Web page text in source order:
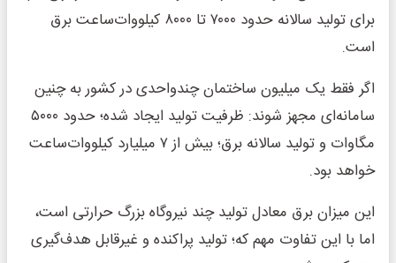
برای تولید سالانه حدود ۷۰۰۰ تا ۸۰۰۰ کیلووات‌ساعت برق
است.
اگر فقط یک میلیون ساختمان چندواحدی در کشور به چنین
سامانه‌ای مجهز شوند: ظرفیت تولید ایجاد شده؛ حدود ۵۰۰۰
مگاوات و تولید سالانه برق؛ بیش از ۷ میلیارد کیلووات‌ساعت
خواهد بود.
این میزان برق معادل تولید چند نیروگاه بزرگ حرارتی است،
اما با این تفاوت مهم که؛ تولید پراکنده و غیرقابل هدف‌گیری